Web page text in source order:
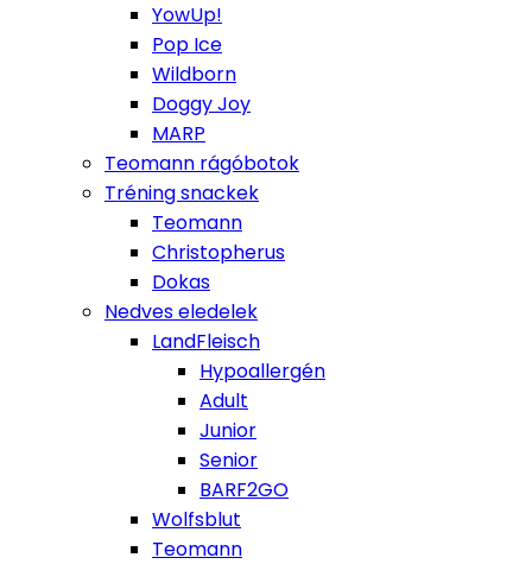
YowUp!
Pop Ice
Wildborn
Doggy Joy
MARP
Teomann rágóbotok
Tréning snackek
Teomann
Christopherus
Dokas
Nedves eledelek
LandFleisch
Hypoallergén
Adult
Junior
Senior
BARF2GO
Wolfsblut
Teomann